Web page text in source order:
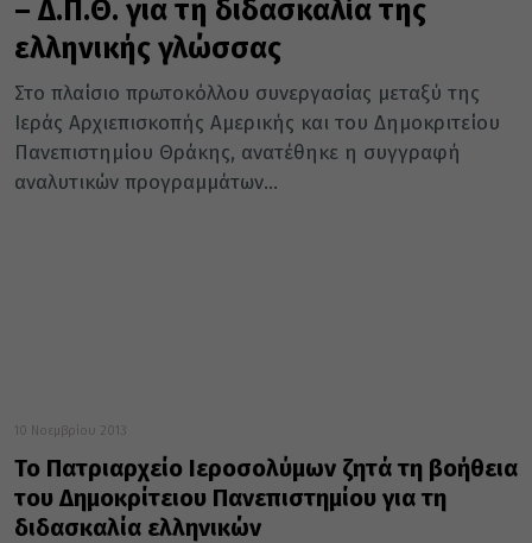
– Δ.Π.Θ. για τη διδασκαλία της
ελληνικής γλώσσας
Στο πλαίσιο πρωτοκόλλου συνεργασίας μεταξύ της
Ιεράς Αρχιεπισκοπής Αμερικής και του Δημοκριτείου
Πανεπιστημίου Θράκης, ανατέθηκε η συγγραφή
αναλυτικών προγραμμάτων...
10 Νοεμβρίου 2013
Το Πατριαρχείο Ιεροσολύμων ζητά τη βοήθεια
του Δημοκρίτειου Πανεπιστημίου για τη
διδασκαλία ελληνικών